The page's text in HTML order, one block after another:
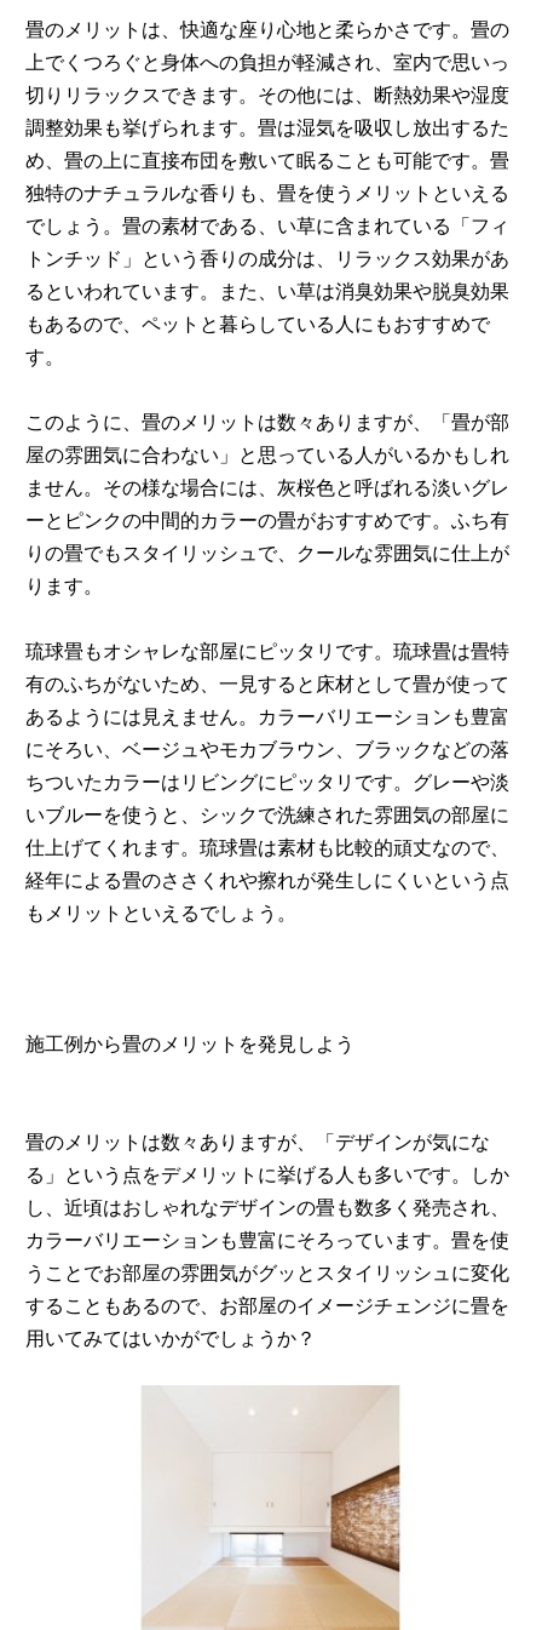
畳のメリットは、快適な座り心地と柔らかさです。畳の
上でくつろぐと身体への負担が軽減され、室内で思いっ
切りリラックスできます。その他には、断熱効果や湿度
調整効果も挙げられます。畳は湿気を吸収し放出するた
め、畳の上に直接布団を敷いて眠ることも可能です。畳
独特のナチュラルな香りも、畳を使うメリットといえる
でしょう。畳の素材である、い草に含まれている「フィ
トンチッド」という香りの成分は、リラックス効果があ
るといわれています。また、い草は消臭効果や脱臭効果
もあるので、ペットと暮らしている人にもおすすめで
す。
このように、畳のメリットは数々ありますが、「畳が部
屋の雰囲気に合わない」と思っている人がいるかもしれ
ません。その様な場合には、灰桜色と呼ばれる淡いグレ
ーとピンクの中間的カラーの畳がおすすめです。ふち有
りの畳でもスタイリッシュで、クールな雰囲気に仕上が
ります。
琉球畳もオシャレな部屋にピッタリです。琉球畳は畳特
有のふちがないため、一見すると床材として畳が使って
あるようには見えません。カラーバリエーションも豊富
にそろい、ベージュやモカブラウン、ブラックなどの落
ちついたカラーはリビングにピッタリです。グレーや淡
いブルーを使うと、シックで洗練された雰囲気の部屋に
仕上げてくれます。琉球畳は素材も比較的頑丈なので、
経年による畳のささくれや擦れが発生しにくいという点
もメリットといえるでしょう。
施工例から畳のメリットを発見しよう
畳のメリットは数々ありますが、「デザインが気にな
る」という点をデメリットに挙げる人も多いです。しか
し、近頃はおしゃれなデザインの畳も数多く発売され、
カラーバリエーションも豊富にそろっています。畳を使
うことでお部屋の雰囲気がグッとスタイリッシュに変化
することもあるので、お部屋のイメージチェンジに畳を
用いてみてはいかがでしょうか？